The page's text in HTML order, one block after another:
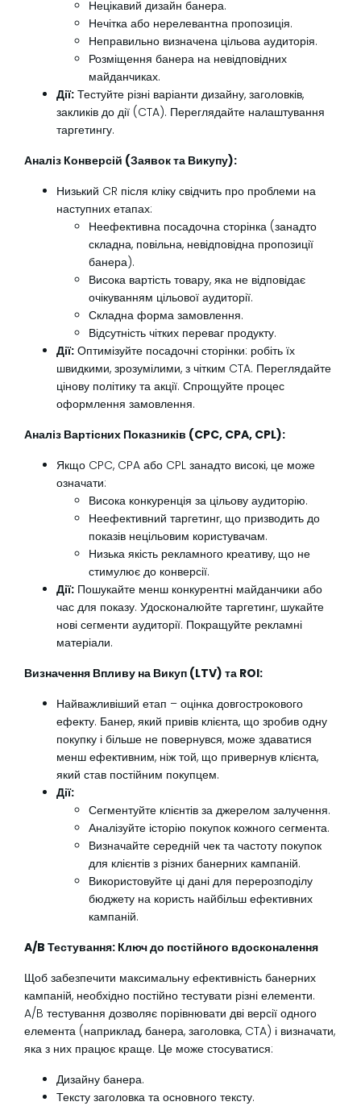
Нецікавий дизайн банера.
Нечітка або нерелевантна пропозиція.
Неправильно визначена цільова аудиторія.
Розміщення банера на невідповідних
майданчиках.
Дії: Тестуйте різні варіанти дизайну, заголовків,
закликів до дії (CTA). Переглядайте налаштування
таргетингу.
Аналіз Конверсій (Заявок та Викупу):
Низький CR після кліку свідчить про проблеми на
наступних етапах:
Неефективна посадочна сторінка (занадто
складна, повільна, невідповідна пропозиції
банера).
Висока вартість товару, яка не відповідає
очікуванням цільової аудиторії.
Складна форма замовлення.
Відсутність чітких переваг продукту.
Дії: Оптимізуйте посадочні сторінки: робіть їх
швидкими, зрозумілими, з чітким CTA. Переглядайте
цінову політику та акції. Спрощуйте процес
оформлення замовлення.
Аналіз Вартісних Показників (CPC, CPA, CPL):
Якщо CPC, CPA або CPL занадто високі, це може
означати:
Висока конкуренція за цільову аудиторію.
Неефективний таргетинг, що призводить до
показів нецільовим користувачам.
Низька якість рекламного креативу, що не
стимулює до конверсії.
Дії: Пошукайте менш конкурентні майданчики або
час для показу. Удосконалюйте таргетинг, шукайте
нові сегменти аудиторії. Покращуйте рекламні
матеріали.
Визначення Впливу на Викуп (LTV) та ROI:
Найважливіший етап – оцінка довгострокового
ефекту. Банер, який привів клієнта, що зробив одну
покупку і більше не повернувся, може здаватися
менш ефективним, ніж той, що привернув клієнта,
який став постійним покупцем.
Дії:
Сегментуйте клієнтів за джерелом залучення.
Аналізуйте історію покупок кожного сегмента.
Визначайте середній чек та частоту покупок
для клієнтів з різних банерних кампаній.
Використовуйте ці дані для перерозподілу
бюджету на користь найбільш ефективних
кампаній.
A/B Тестування: Ключ до постійного вдосконалення
Щоб забезпечити максимальну ефективність банерних
кампаній, необхідно постійно тестувати різні елементи.
A/B тестування дозволяє порівнювати дві версії одного
елемента (наприклад, банера, заголовка, CTA) і визначати,
яка з них працює краще. Це може стосуватися:
Дизайну банера.
Тексту заголовка та основного тексту.